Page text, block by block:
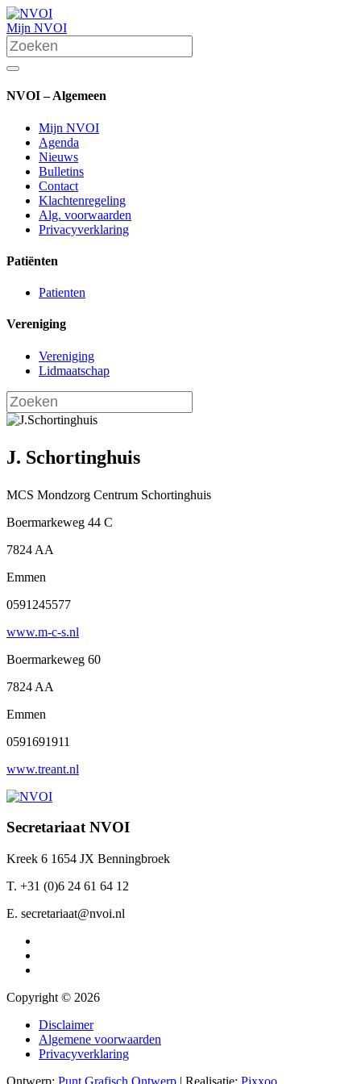
Mijn NVOI
NVOI – Algemeen
Mijn NVOI
Agenda
Nieuws
Bulletins
Contact
Klachtenregeling
Alg. voorwaarden
Privacyverklaring
Patiënten
Patienten
Vereniging
Vereniging
Lidmaatschap
J. Schortinghuis
MCS Mondzorg Centrum Schortinghuis
Boermarkeweg 44 C
7824 AA
Emmen
0591245577
www.m-c-s.nl
Boermarkeweg 60
7824 AA
Emmen
0591691911
www.treant.nl
Secretariaat NVOI
Kreek 6 1654 JX Benningbroek
T. +31 (0)6 24 61 64 12
E. secretariaat@nvoi.nl
Copyright © 2026
Disclaimer
Algemene voorwaarden
Privacyverklaring
Ontwerp: Punt Grafisch Ontwerp | Realisatie: Pixxoo